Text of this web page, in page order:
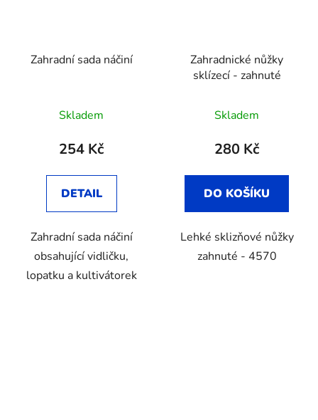
Zahradní sada náčiní
Skladem
254 Kč
DETAIL
Zahradní sada náčiní
obsahující vidličku,
lopatku a kultivátorek
Zahradnické nůžky
sklízecí - zahnuté
Skladem
280 Kč
DO KOŠÍKU
Lehké sklizňové nůžky
zahnuté - 4570